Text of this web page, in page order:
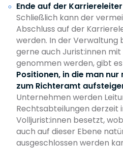
Ende auf der Karriereleiter
Schließlich kann der
Abschluss auf der
werden. In der Verwaltung
gerne auch Jurist:innen
genommen werden, gibt
Positionen, in die man
zum Richteramt
Unternehmen werden
Rechtsabteilungen derzeit
Volljurist:innen besetzt,
auch auf dieser Ebene
ausgeschlossen werden